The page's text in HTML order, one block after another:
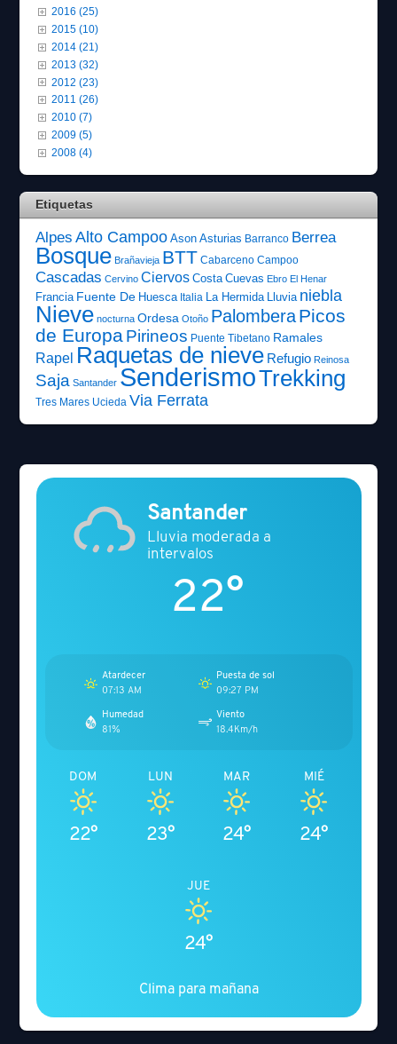
2016 (25)
2015 (10)
2014 (21)
2013 (32)
2012 (23)
2011 (26)
2010 (7)
2009 (5)
2008 (4)
Etiquetas
Alpes Alto Campoo Ason Asturias Barranco Berrea
Bosque Brañavieja BTT Cabarceno Campoo
Cascadas Cervino Ciervos Costa Cuevas Ebro El Henar
Francia Fuente De Huesca Italia La Hermida Lluvia niebla
Nieve nocturna Ordesa Otoño PalomberaPicos
de EuropaPirineos Puente Tibetano Ramales
Rapel Raquetas de nieve Refugio Reinosa
Saja Santander SenderismoTrekking
Tres Mares Ucieda Via Ferrata
Santander
Lluvia moderada a
intervalos
22°
Atardecer
07:13 AM
Puesta de sol
09:27 PM
Humedad
81%
Viento
18.4Km/h
DOM
22°
LUN
23°
MAR
24°
MIÉ
24°
JUE
24°
Clima para mañana